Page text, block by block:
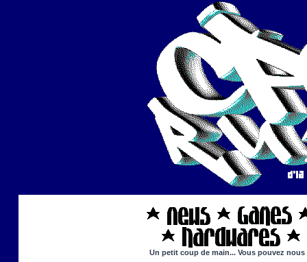
Un petit coup de main... Vous pouvez